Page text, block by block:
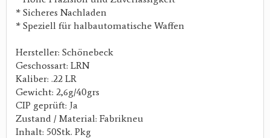
* Sicheres Nachladen
* Speziell für halbautomatische Waffen
Hersteller: Schönebeck
Geschossart: LRN
Kaliber: .22 LR
Gewicht: 2,6g/40grs
CIP geprüft: Ja
Zustand / Material: Fabrikneu
Inhalt: 50Stk. Pkg